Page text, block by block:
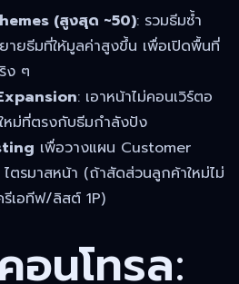
(สูงสุด ~50): รวมธีมซ้ำ
ายธีมที่ให้มูลค่าสูงขึ้น เพื่อเปิดพื้นที่
ง ๆ
: เอาหน้าไม่คอนเวิร์ตอ
หม่ที่ตรงกับธีมกำลังปัง
เพื่อวางแผน Customer
ตรมาสหน้า (ถ้าสัดส่วนลูกค้าใหม่ไม่
เอทีฟ/ลิสต์ 1P)
อนโทรล: